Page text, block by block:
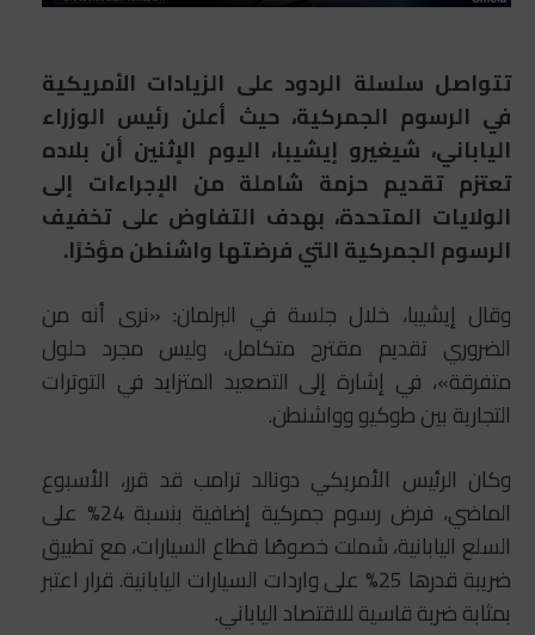
تتواصل سلسلة الردود على الزيادات الأمريكية
في الرسوم الجمركية، حيث أعلن رئيس الوزراء
الياباني، شيغيرو إيشيبا، اليوم الإثنين أن بلاده
تعتزم تقديم حزمة شاملة من الإجراءات إلى
الولايات المتحدة، بهدف التفاوض على تخفيف
الرسوم الجمركية التي فرضتها واشنطن مؤخرًا.
وقال إيشيبا، خلال جلسة في البرلمان: «نرى أنه من
الضروري تقديم مقترح متكامل، وليس مجرد حلول
متفرقة»، في إشارة إلى التصعيد المتزايد في التوترات
التجارية بين طوكيو وواشنطن.
وكان الرئيس الأمريكي دونالد ترامب قد قرر، الأسبوع
الماضي، فرض رسوم جمركية إضافية بنسبة 24% على
السلع اليابانية، شملت خصوصًا قطاع السيارات، مع تطبيق
ضريبة قدرها 25% على واردات السيارات اليابانية. قرار اعتبر
بمثابة ضربة قاسية للاقتصاد الياباني.